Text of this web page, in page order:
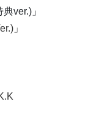
ver.)」
」